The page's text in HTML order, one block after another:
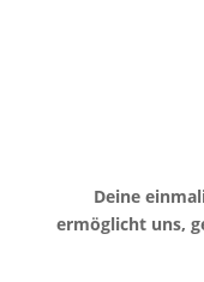
Deine
ermöglicht uns,